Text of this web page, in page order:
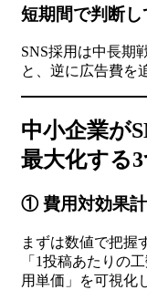
短期間で判断し
SNS採用は中長期
と、逆に広告費を
中小企業が
最大化する
① 費用対効果
まずは数値で把握
「1投稿あたりの
用単価」を可視化